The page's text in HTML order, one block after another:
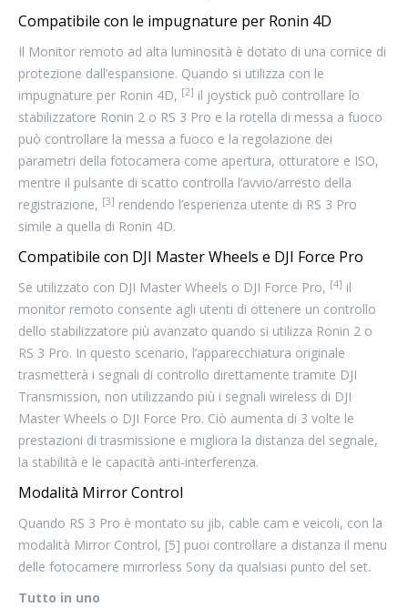
Compatibile con le impugnature per Ronin 4D
Il Monitor remoto ad alta luminosità è dotato di una cornice di
protezione dall’espansione. Quando si utilizza con le
impugnature per Ronin 4D, [2] il joystick può controllare lo
stabilizzatore Ronin 2 o RS 3 Pro e la rotella di messa a fuoco
può controllare la messa a fuoco e la regolazione dei
parametri della fotocamera come apertura, otturatore e ISO,
mentre il pulsante di scatto controlla l’avvio/arresto della
registrazione, [3] rendendo l’esperienza utente di RS 3 Pro
simile a quella di Ronin 4D.
Compatibile con DJI Master Wheels e DJI Force Pro
Se utilizzato con DJI Master Wheels o DJI Force Pro, [4] il
monitor remoto consente agli utenti di ottenere un controllo
dello stabilizzatore più avanzato quando si utilizza Ronin 2 o
RS 3 Pro. In questo scenario, l’apparecchiatura originale
trasmetterà i segnali di controllo direttamente tramite DJI
Transmission, non utilizzando più i segnali wireless di DJI
Master Wheels o DJI Force Pro. Ciò aumenta di 3 volte le
prestazioni di trasmissione e migliora la distanza del segnale,
la stabilità e le capacità anti-interferenza.
Modalità Mirror Control
Quando RS 3 Pro è montato su jib, cable cam e veicoli, con la
modalità Mirror Control, [5] puoi controllare a distanza il menu
delle fotocamere mirrorless Sony da qualsiasi punto del set.
Tutto in uno